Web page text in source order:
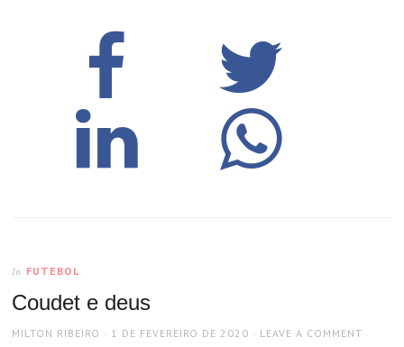
In FUTEBOL
Coudet e deus
AUTHOR
MILTON RIBEIRO
POSTED
1 DE FEVEREIRO DE 2020 LEAVE A COMMENT